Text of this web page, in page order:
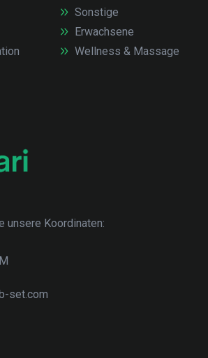
Sonstige
Erwachsene
Wellness & Massage
unsere Koordinaten:
set.com